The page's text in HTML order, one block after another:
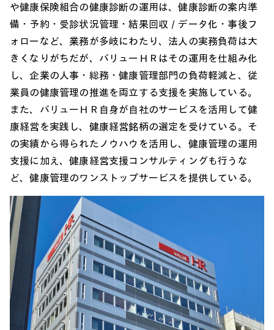
や健康保険組合の健康診断の運用は、健康診断の案内準
備・予約・受診状況管理・結果回収／データ化・事後フ
ォローなど、業務が多岐にわたり、法人の実務負荷は大
きくなりがちだが、バリューＨＲはその運用を仕組み化
し、企業の人事・総務・健康管理部門の負荷軽減と、従
業員の健康管理の推進を両立する支援を実施している。
また、バリューＨＲ自身が自社のサービスを活用して健
康経営を実践し、健康経営銘柄の選定を受けている。そ
の実績から得られたノウハウを活用し、健康管理の運用
支援に加え、健康経営支援コンサルティングも行うな
ど、健康管理のワンストップサービスを提供している。